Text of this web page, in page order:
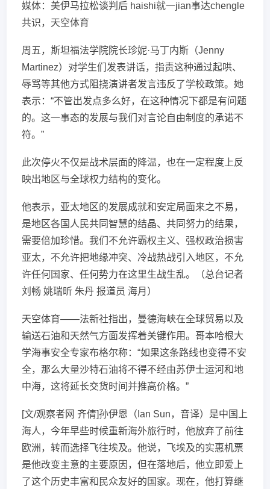
媒体：美伊马拉松谈判后 haishi就一jian事达chengle
共识，天空体育
周五，斯坦福法学院院长珍妮·马丁内斯（Jenny
Martinez）对学生们发表讲话，指责这种通过起哄、
辱骂等其他方式阻挠演讲者发言违反了学校政策。她
表示：“不管出发点多么好，在这种情况下都是有问题
的。这一事态的发展与我们对言论自由制度的承诺不
符。”
此次停火不仅是战术层面的降温，也在一定程度上反
映出地区与全球权力结构的变化。
他表示，亚太地区的发展成就和安定局面来之不易，
是地区各国人民共同智慧的结晶、共同努力的结果，
需要倍加珍惜。我们不允许霸权主义、强权政治损害
亚太，不允许把地缘冲突、冷战热战引入地区，不允
许任何国家、任何势力在这里生战生乱。（总台记者
刘畅 姚瑞昕 朱丹 报道员 海月）
天空体育——法新社指出，曼德海峡在全球贸易以及
输送石油和天然气方面发挥着关键作用。哥本哈根大
学海事安全专家布格尔称：“如果这条路线也变得不安
全，那么大量沙特石油将不得不经由苏伊士运河和地
中海，这将延长交货时间并推高价格。”
[文/观察者网 齐倩]孙伊恩（Ian Sun，音译）是中国上
海人，今年早些时候重新海外旅行时，他放弃了前往
欧洲，转而选择飞往埃及。他说，飞埃及的实惠机票
是他改变主意的主要原因，但在落地后，他立即爱上
了这个历史丰富和民众友好的国家。现在，他打算继